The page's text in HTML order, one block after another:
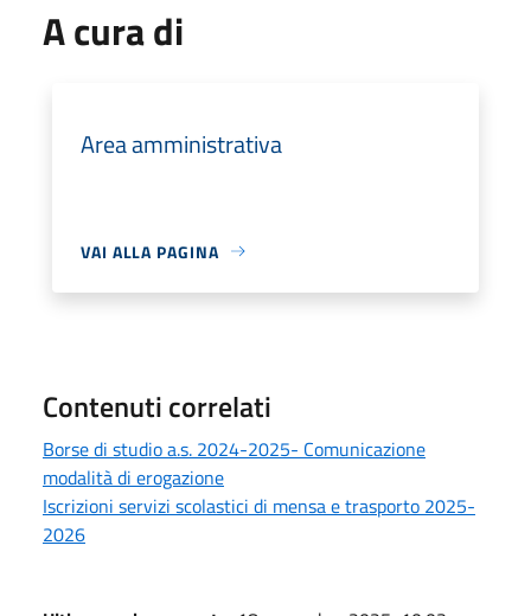
A cura di
Area amministrativa
VAI ALLA PAGINA
Contenuti correlati
Borse di studio a.s. 2024-2025- Comunicazione
modalità di erogazione
Iscrizioni servizi scolastici di mensa e trasporto 2025-
2026